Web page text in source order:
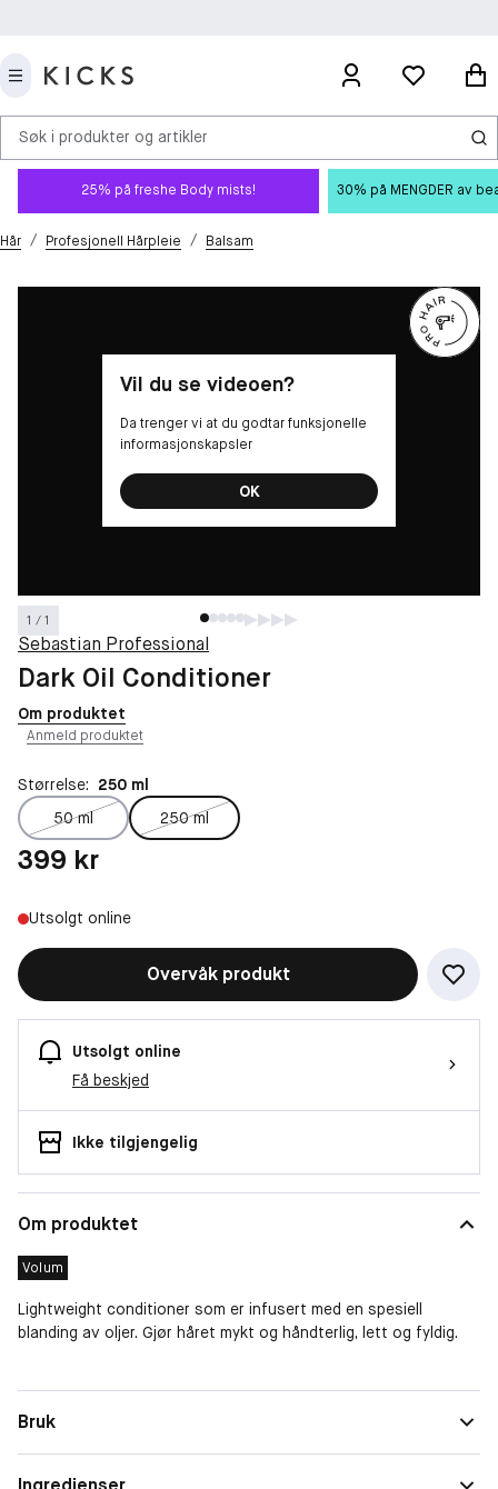
Søk i produkter og artikler
25% på freshe Body mists! 30% på MENGDER av
Hår / Profesjonell Hårpleie / Balsam
1 / 1
Vil du se videoen?
Da trenger vi at du godtar funksjonelle
informasjonskapsler
OK
Sebastian Professional
Dark Oil Conditioner
Om produktet
Anmeld produktet
Størrelse: 250 ml
50 ml
250 ml
Pris: 399 kr
399 kr
Utsolgt online
Overvåk produkt
Utsolgt online
Få beskjed
Ikke tilgjengelig
Om produktet
Volum
Lightweight conditioner som er infusert med en spesiell
blanding av oljer. Gjør håret mykt og håndterlig, lett og fyldig.
Bruk